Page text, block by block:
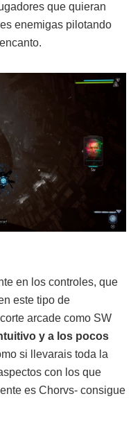
que quieran
enemigas pilotando
en los controles, que
este tipo de
arcade como SW
y a los pocos
si llevarais toda la
con los que
es Chorvs- consigue